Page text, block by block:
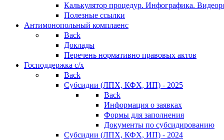
Калькулятор процедур. Инфографика.
Полезные ссылки
Антимонопольный комплаенс
Back
Доклады
Перечень нормативно правовых актов
Господдержка с/х
Back
Субсидии (ЛПХ, КФХ, ИП) - 2025
Back
Информация о заявках
Формы для заполнения
Документы по субсидированию
Субсидии (ЛПХ, КФХ, ИП) - 2024